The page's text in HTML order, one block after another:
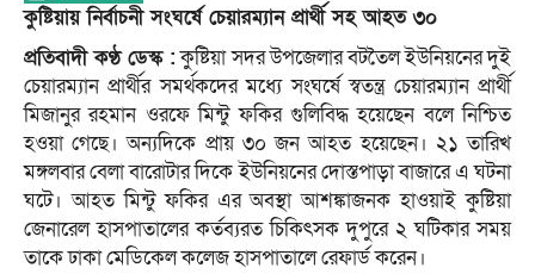
কুষ্টিয়ায় নির্বাচনী সংঘর্ষে চেয়ারম্যান প্রার্থী সহ আহত ৩০
প্রতিবাদী কণ্ঠ ডেস্ক :কুষ্টিয়া সদর উপজেলার বটতৈল ইউনিয়নের দুই
চেয়ারম্যান প্রার্থীর সমর্থকদের মধ্যে সংঘর্ষে স্বতন্ত্র চেয়ারম্যান প্রার্থী
মিজানুর রহমান ওরফে মিন্টু ফকির গুলিবিদ্ধ হয়েছেন বলে নিশ্চিত
হওয়া গেছে। অন্যদিকে প্রায় ৩০ জন আহত হয়েছেন। ২১ তারিখ
মঙ্গলবার বেলা বারোটার দিকে ইউনিয়নের দোস্তপাড়া বাজারে এ ঘটনা
ঘটে। আহত মিন্টু ফকির এর অবস্থা আশঙ্কাজনক হাওয়াই কুষ্টিয়া
জেনারেল হাসপাতালের কর্তব্যরত চিকিৎসক দুপুরে ২ ঘটিকার সময়
তাকে ঢাকা মেডিকেল কলেজ হাসপাতালে রেফার্ড করেন।